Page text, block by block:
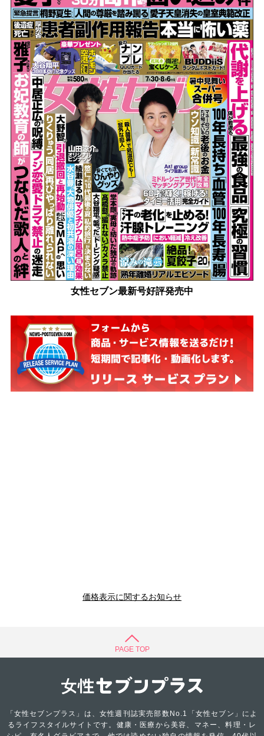
女性セブン最新号好評発売中
価格表示に関するお知らせ
PAGE TOP
「女性セブンプラス」は、女性週刊誌実売部数No.1「女性セブン」によ
るライフスタイルサイトです。健康・医療から美容、マネー、料理・レ